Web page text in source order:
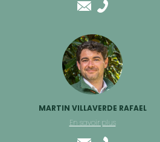
MARTIN VILLAVERDE RAFAEL
En savoir plus